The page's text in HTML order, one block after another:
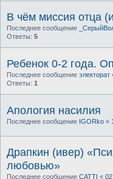
В чём миссия отца
Последнее сообщение
Ответы: 5
Ребенок 0-2 года.
Последнее сообщение электорат
Ответы: 1
Апология насилия
Последнее сообщение IGORko «
Драпкин (ивер)
любовью»
Последнее сообщение CATTI «